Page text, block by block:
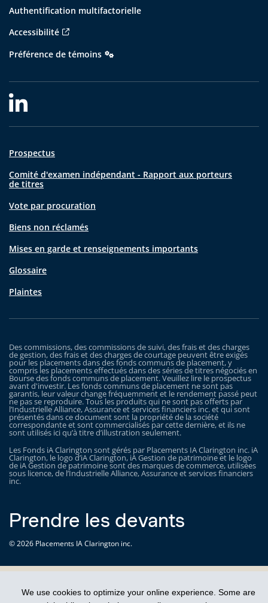
We use cookies to optimize your online experience. Some are
Authentification multifactorielle
Accessibilité
Préférence de témoins
Prospectus
Comité d'examen indépendant - Rapport aux porteurs
de titres
Vote par procuration
Biens non réclamés
Mises en garde et renseignements importants
Glossaire
Plaintes
Des commissions, des commissions de suivi, des frais et des charges
de gestion, des frais et des charges de courtage peuvent être exigés
pour les placements dans des fonds communs de placement, y
compris les placements effectués dans des séries de titres négociés en
Bourse des fonds communs de placement. Veuillez lire le prospectus
avant d'investir. Les fonds communs de placement ne sont pas
garantis, leur valeur change fréquemment et le rendement passé peut
ne pas se reproduire. Tous les produits qui ne sont pas offerts par
l’Industrielle Alliance, Assurance et services financiers inc. et qui sont
présentés dans ce document sont la propriété de la société
correspondante et sont commercialisés par cette dernière, et ils ne
sont utilisés ici qu’à titre d’illustration seulement.
Les Fonds iA Clarington sont gérés par Placements IA Clarington inc. iA
Clarington, le logo d’iA Clarington, iA Gestion de patrimoine et le logo
de iA Gestion de patrimoine sont des marques de commerce, utilisées
sous licence, de l’Industrielle Alliance, Assurance et services financiers
inc.
Prendre les devants
© 2026 Placements IA Clarington inc.